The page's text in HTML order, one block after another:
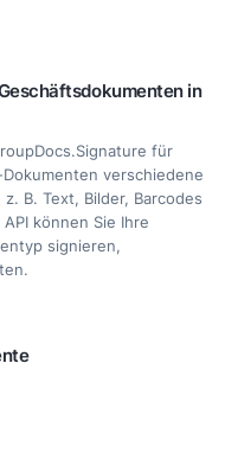
in
für
verschiedene
B. Text, Bilder, Barcodes
können Sie Ihre
signieren,